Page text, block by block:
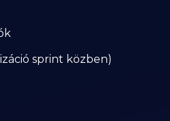
sprint közben)